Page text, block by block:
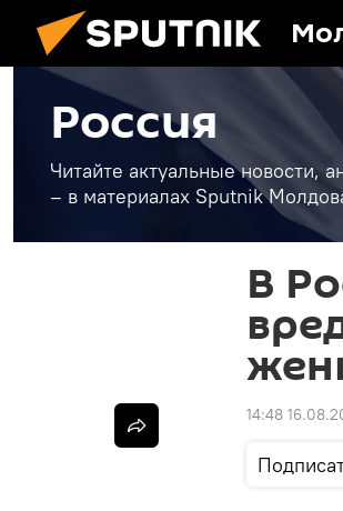
Россия
Читайте актуальные новости,
– в материалах Sputnik
В
14:48